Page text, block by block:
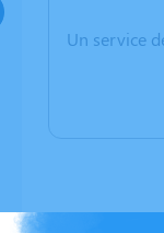
Un service